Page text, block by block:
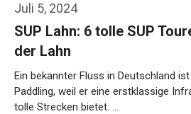
Juli 5, 2024
SUP Lahn: 6 tolle SUP
der Lahn
Ein bekannter Fluss in Deutschland
Paddling, weil er eine erstklassige
tolle Strecken bietet. …